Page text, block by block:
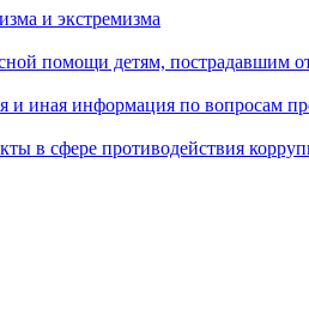
и экстремизма
помощи детям, пострадавшим
и иная информация по вопросам
в сфере противодействия